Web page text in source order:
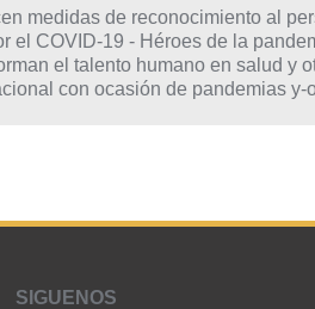
medidas de reconocimiento al
el COVID-19 - Héroes de la
el talento humano en salud y
con ocasión de pandemias y-
SIGUENOS